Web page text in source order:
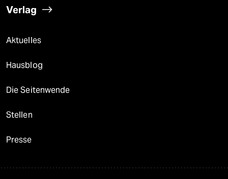
Verlag
Aktuelles
Hausblog
Die Seitenwende
Stellen
Presse